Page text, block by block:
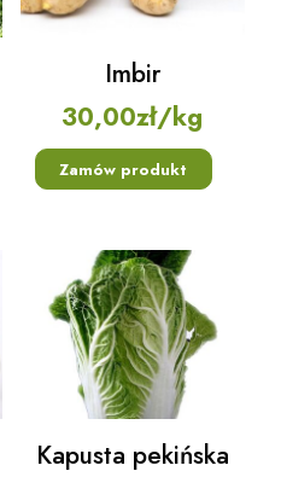
Imbir
30,00zł/kg
Zamów produkt
Kapusta pekińska